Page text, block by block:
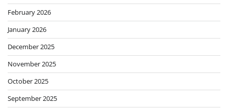
February 2026
January 2026
December 2025
November 2025
October 2025
September 2025